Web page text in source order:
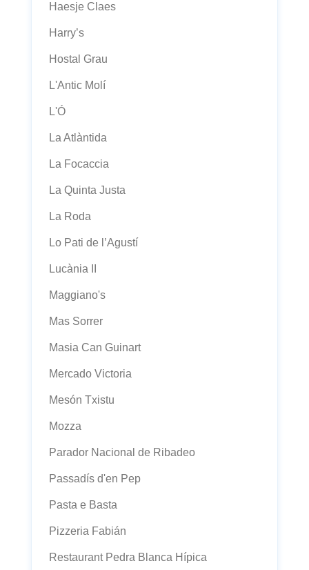
Haesje Claes
Harry’s
Hostal Grau
L'Antic Molí
L'Ó
La Atlàntida
La Focaccia
La Quinta Justa
La Roda
Lo Pati de l’Agustí
Lucània II
Maggiano's
Mas Sorrer
Masia Can Guinart
Mercado Victoria
Mesón Txistu
Mozza
Parador Nacional de Ribadeo
Passadís d'en Pep
Pasta e Basta
Pizzeria Fabián
Restaurant Pedra Blanca Hípica